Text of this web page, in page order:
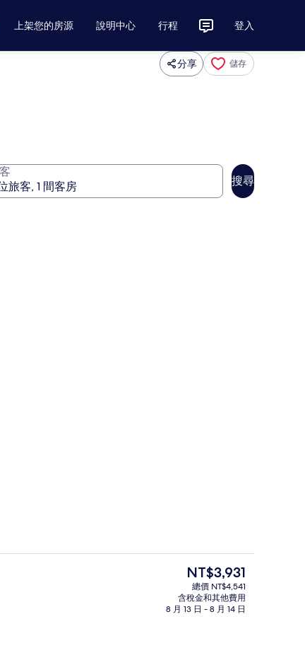
上架您的房源 說明中心 行程 登入
分享 儲存
搜尋
住宿設施服務
目
前
的
價
NT$3,931
總價 NT$4,541
含稅金和其他費用
8 月 13 日 - 8 月 14 日